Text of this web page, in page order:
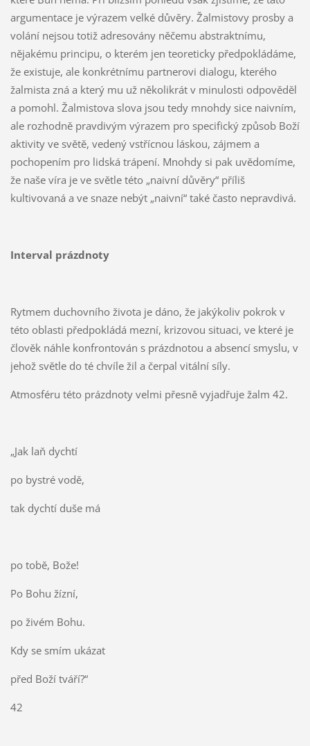
argumentace je výrazem velké důvěry. Žalmistovy prosby a
volání nejsou totiž adresovány něčemu abstraktnímu,
nějakému principu, o kterém jen teoreticky předpokládáme,
že existuje, ale konkrétnímu partnerovi dialogu, kterého
žalmista zná a který mu už několikrát v minulosti odpověděl
a pomohl. Žalmistova slova jsou tedy mnohdy sice naivním,
ale rozhodně pravdivým výrazem pro specifický způsob Boží
aktivity ve světě, vedený vstřícnou láskou, zájmem a
pochopením pro lidská trápení. Mnohdy si pak uvědomíme,
že naše víra je ve světle této „naivní důvěry“ příliš
kultivovaná a ve snaze nebýt „naivní“ také často nepravdivá.
Interval prázdnoty
Rytmem duchovního života je dáno, že jakýkoliv pokrok v
této oblasti předpokládá mezní, krizovou situaci, ve které je
člověk náhle konfrontován s prázdnotou a absencí smyslu, v
jehož světle do té chvíle žil a čerpal vitální síly.
Atmosféru této prázdnoty velmi přesně vyjadřuje žalm 42.
„Jak laň dychtí
po bystré vodě,
tak dychtí duše má
po tobě, Bože!
Po Bohu žízní,
po živém Bohu.
Kdy se smím ukázat
před Boží tváří?“
42